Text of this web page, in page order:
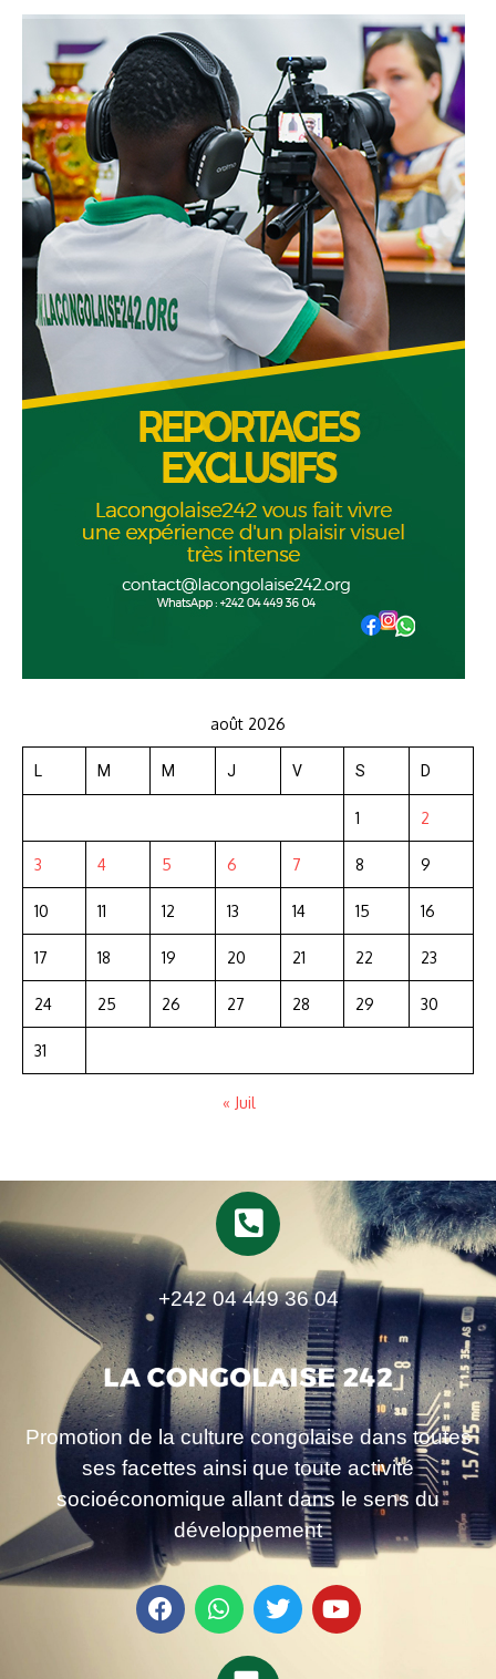
août 2026
L M M J V S D
1 2
3 4 5 6 7 8 9
10 11 12 13 14 15 16
17 18 19 20 21 22 23
24 25 26 27 28 29 30
31
« Juil
+242 04 449 36 04
Promotion de la culture congolaise dans toutes
ses facettes ainsi que toute activité
socioéconomique allant dans le sens du
développement